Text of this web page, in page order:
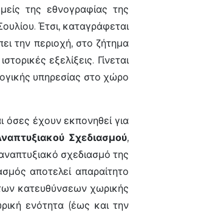
της εθνογραφίας της
Έτσι, καταγράφεται
την περιοχή, στο ζήτημα
εξελίξεις. Γίνεται
υπηρεσίας στο χώρο
όσες έχουν εκπονηθεί για
Σχεδιασμού,
σχεδιασμό της
αποτελεί απαραίτητο
κατευθύνσεων χωρικής
ενότητα (έως και την